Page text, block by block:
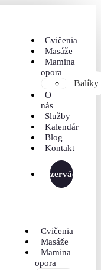
Cvičenia
Masáže
Mamina
opora
Balíky
O
nás
Služby
Kalendár
Blog
Kontakt
Rezervácia
Cvičenia
Masáže
Mamina
opora